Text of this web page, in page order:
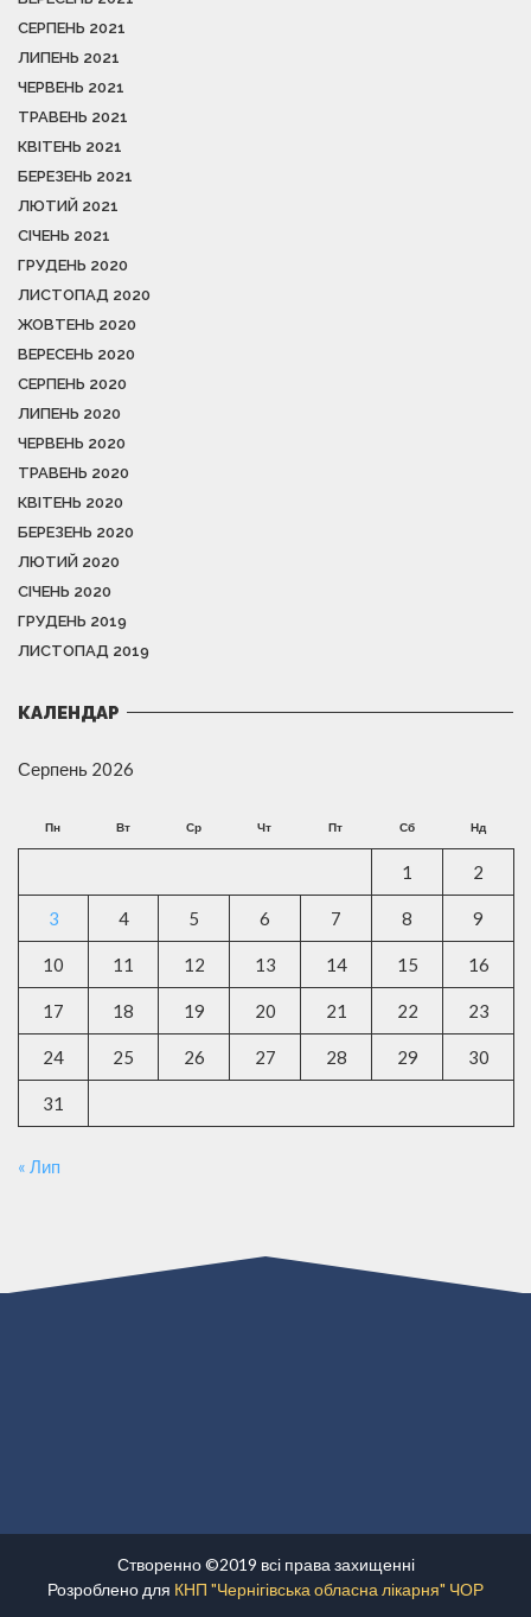
СЕРПЕНЬ 2021
ЛИПЕНЬ 2021
ЧЕРВЕНЬ 2021
ТРАВЕНЬ 2021
КВІТЕНЬ 2021
БЕРЕЗЕНЬ 2021
ЛЮТИЙ 2021
СІЧЕНЬ 2021
ГРУДЕНЬ 2020
ЛИСТОПАД 2020
ЖОВТЕНЬ 2020
ВЕРЕСЕНЬ 2020
СЕРПЕНЬ 2020
ЛИПЕНЬ 2020
ЧЕРВЕНЬ 2020
ТРАВЕНЬ 2020
КВІТЕНЬ 2020
БЕРЕЗЕНЬ 2020
ЛЮТИЙ 2020
СІЧЕНЬ 2020
ГРУДЕНЬ 2019
ЛИСТОПАД 2019
КАЛЕНДАР
Серпень 2026
Пн Вт Ср Чт Пт Сб Нд
1 2
3 4 5 6 7 8 9
10 11 12 13 14 15 16
17 18 19 20 21 22 23
24 25 26 27 28 29 30
31
« Лип
Створенно ©2019 всі права захищенні
Розроблено для КНП "Чернігівська обласна лікарня" ЧОР